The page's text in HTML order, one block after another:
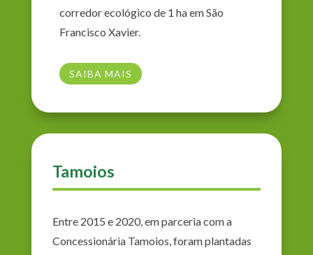
corredor ecológico de 1 ha em São
Francisco Xavier.
SAIBA MAIS
Tamoios
Entre 2015 e 2020, em parceria com a
Concessionária Tamoios, foram plantadas